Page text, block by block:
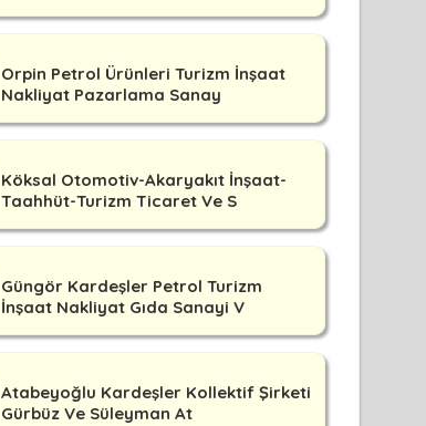
Orpin Petrol Ürünleri Turizm İnşaat
Nakliyat Pazarlama Sanay
Köksal Otomotiv-Akaryakıt İnşaat-
Taahhüt-Turizm Ticaret Ve S
Güngör Kardeşler Petrol Turizm
İnşaat Nakliyat Gıda Sanayi V
Atabeyoğlu Kardeşler Kollektif Şirketi
Gürbüz Ve Süleyman At